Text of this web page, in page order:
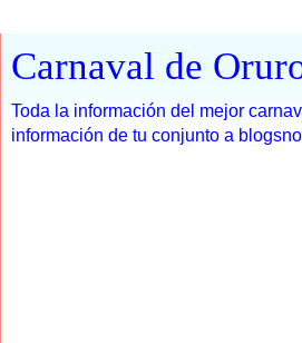
Carnaval de
Toda la información del mejor
información de tu conjunto a